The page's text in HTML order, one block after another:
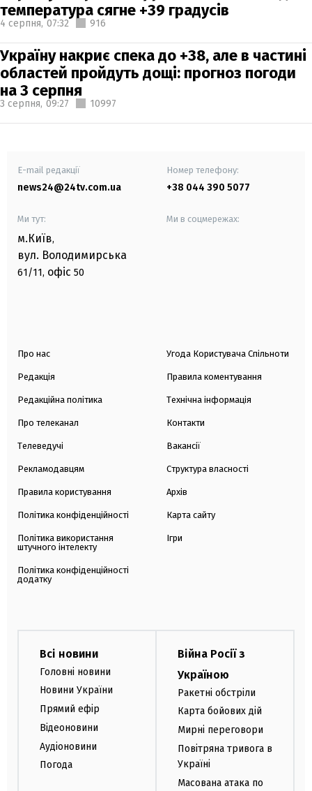
температура сягне +39 градусів
4 серпня, 07:32 916
Україну накриє спека до +38, але в частині
областей пройдуть дощі: прогноз погоди
на 3 серпня
3 серпня, 09:27 10997
E-mail редакції
news24@24tv.com.ua
Номер телефону:
+38 044 390 5077
Ми тут:
м.Київ,
вул. Володимирська
61/11, офіс 50
Ми в соцмережах:
Про нас
Редакція
Редакційна політика
Про телеканал
Телеведучі
Рекламодавцям
Правила користування
Політика конфіденційності
Політика використання
штучного інтелекту
Політика конфіденційності
додатку
Угода Користувача Спільноти
Правила коментування
Технічна інформація
Контакти
Вакансії
Структура власності
Архів
Карта сайту
Ігри
Всі новини
Головні новини
Новини України
Прямий ефір
Відеоновини
Аудіоновини
Погода
Війна Росії з
Україною
Ракетні обстріли
Карта бойових дій
Мирні переговори
Повітряна тривога в
Україні
Масована атака по